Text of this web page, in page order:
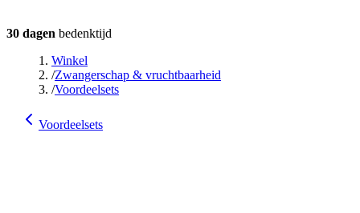
30 dagen bedenktijd
Winkel
/Zwangerschap & vruchtbaarheid
/Voordeelsets
Voordeelsets